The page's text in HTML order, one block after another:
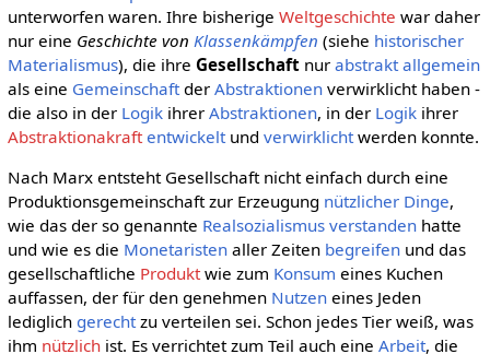
unterworfen waren. Ihre bisherige Weltgeschichte war daher
nur eine Geschichte von Klassenkämpfen (siehe historischer
Materialismus), die ihre Gesellschaftnur abstrakt allgemein
als eine Gemeinschaftder Abstraktionenverwirklicht haben -
die also in der Logikihrer Abstraktionen, in der Logikihrer
Abstraktionakraft entwickeltund verwirklichtwerden konnte.
Nach Marx entsteht Gesellschaft nicht einfach durch eine
Produktionsgemeinschaft zur Erzeugung nützlicher Dinge,
wie das der so genannte Realsozialismus verstandenhatte
und wie es die Monetaristenaller Zeiten begreifenund das
gesellschaftliche Produktwie zum Konsum eines Kuchen
auffassen, der für den genehmen Nutzeneines Jeden
lediglich gerechtzu verteilen sei. Schon jedes Tier weiß, was
ihm nützlichist. Es verrichtet zum Teil auch eine Arbeit, die